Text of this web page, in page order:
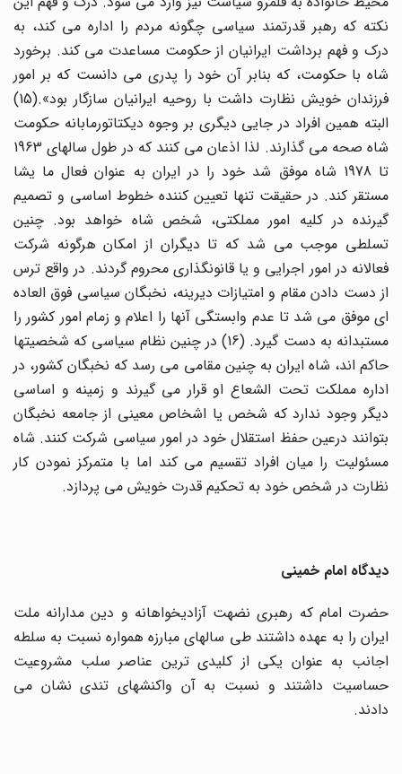
نکته که رهبر قدرتمند سیاسی چگونه مردم را اداره می کند، به
درک و فهم برداشت ایرانیان از حکومت مساعدت می کند. برخورد
شاه با حکومت، که بنابر آن خود را پدری می دانست که بر امور
فرزندان خویش نظارت داشت با روحیه ایرانیان سازگار بود».(15)
البته همین افراد در جایی دیگری بر وجوه دیکتاتورمابانه حکومت
شاه صحه می گذارند. لذا اذعان می کنند که در طول سالهای 1963
تا 1978 شاه موفق شد خود را در ایران به عنوان فعال ما یشا
مستقر کند. در حقیقت تنها تعیین کننده خطوط اساسی و تصمیم
گیرنده در کلیه امور مملکتی، شخص شاه خواهد بود. چنین
تسلطی موجب می شد که تا دیگران از امکان هرگونه شرکت
فعالانه در امور اجرایی و یا قانونگذاری محروم گردند. در واقع ترس
از دست دادن مقام و امتیازات دیرینه، نخبگان سیاسی فوق العاده
ای موفق می شد تا عدم وابستگی آنها را اعلام و زمام امور کشور را
مستبدانه به دست گیرد. (16) در چنین نظام سیاسی که شخصیتها
حاکم اند، شاه ایران به چنین مقامی می رسد که نخبگان کشور، در
اداره مملکت تحت الشعاع او قرار می گیرند و زمینه و اساسی
دیگر وجود ندارد که شخص یا اشخاص معینی از جامعه نخبگان
بتوانند درعین حفظ استقلال خود در امور سیاسی شرکت کنند. شاه
مسئولیت را میان افراد تقسیم می کند اما با متمرکز نمودن کار
نظارت در شخص خود به تحکیم قدرت خویش می پردازد.
دیدگاه امام خمینی
حضرت امام که رهبری نضهت آزادیخواهانه و دین مدارانه ملت
ایران را به عهده داشتند طی سالهای مبارزه همواره نسبت به سلطه
اجانب به عنوان یکی از کلیدی ترین عناصر سلب مشروعیت
حساسیت داشتند و نسبت به آن واکنشهای تندی نشان می
دادند.